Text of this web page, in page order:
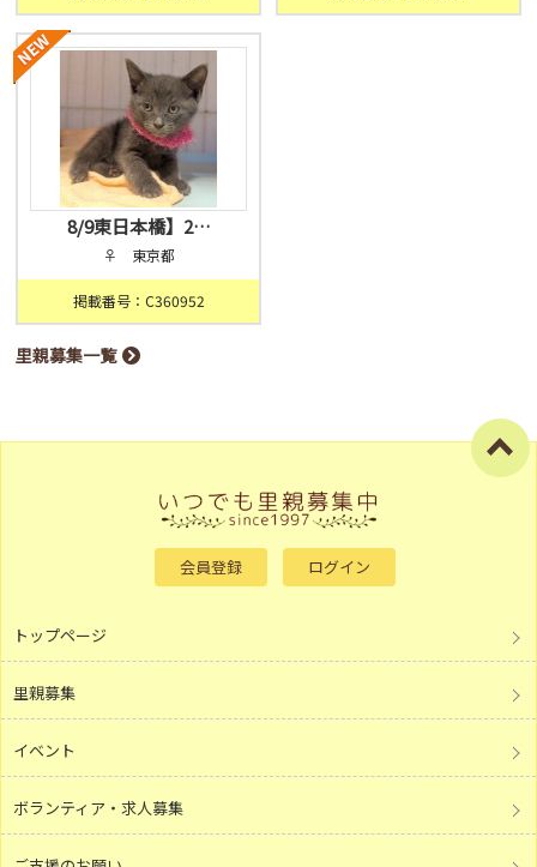
8/9東日本橋】2…
♀ 東京都
掲載番号：C360952
里親募集一覧
会員登録 ログイン
トップページ
里親募集
イベント
ボランティア・求人募集